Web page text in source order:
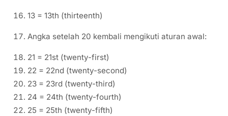
13 = 13th (thirteenth)
Angka setelah 20 kembali mengikuti aturan awal:
21 = 21st (twenty-first)
22 = 22nd (twenty-second)
23 = 23rd (twenty-third)
24 = 24th (twenty-fourth)
25 = 25th (twenty-fifth)